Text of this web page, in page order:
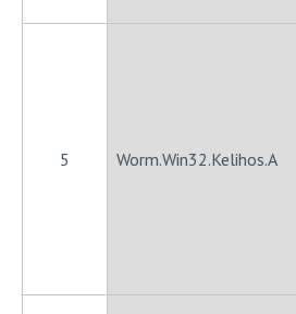
5 Worm.Win32.Kelihos.A